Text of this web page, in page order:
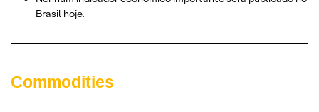
Brasil hoje.
Commodities